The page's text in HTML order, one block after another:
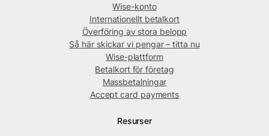
Wise-konto
Internationellt betalkort
Överföring av stora belopp
Så här skickar vi pengar – titta nu
Wise-plattform
Betalkort för företag
Massbetalningar
Accept card payments
Resurser